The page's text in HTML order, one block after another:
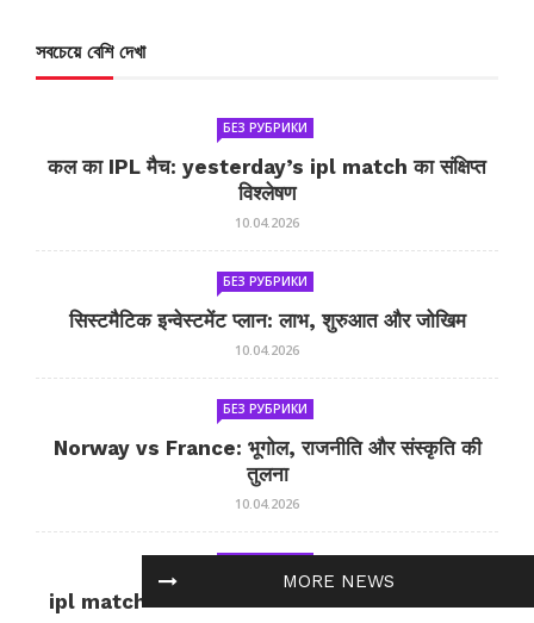
MORE NEWS
সবচেয়ে বেশি দেখা
БЕЗ РУБРИКИ
कल का IPL मैच: yesterday’s ipl match का संक्षिप्त
विश्लेषण
10.04.2026
БЕЗ РУБРИКИ
सिस्टमैटिक इन्वेस्टमेंट प्लान: लाभ, शुरुआत और जोखिम
10.04.2026
БЕЗ РУБРИКИ
Norway vs France: भूगोल, राजनीति और संस्कृति की
तुलना
10.04.2026
ipl match tomorrow: कल का IPL मैच — जानकारी